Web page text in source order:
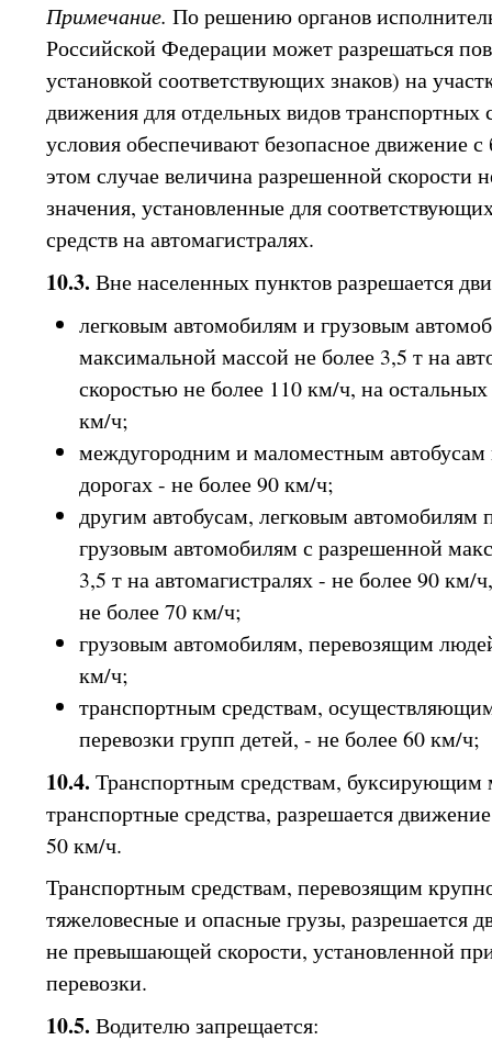
Примечание. По решению органов
Российской Федерации может разрешаться
установкой соответствующих знаков) на
движения для отдельных видов транспортных
условия обеспечивают безопасное движение
этом случае величина разрешенной скорости
значения, установленные для
средств на автомагистралях.
10.3.Вне населенных пунктов разрешается
легковым автомобилям и грузовым
максимальной массой не более 3,5 т на
скоростью не более 110 км/ч, на
км/ч;
междугородним и маломестным
дорогах - не более 90 км/ч;
другим автобусам, легковым автомобилям
грузовым автомобилям с разрешенной
3,5 т на автомагистралях - не более 90 км/
не более 70 км/ч;
грузовым автомобилям, перевозящим
км/ч;
транспортным средствам,
перевозки групп детей, - не более 60 км/ч;
10.4.Транспортным средствам, буксирующим
транспортные средства, разрешается
50 км/ч.
Транспортным средствам, перевозящим
тяжеловесные и опасные грузы, разрешается
не превышающей скорости, установленной
перевозки.
10.5.Водителю запрещается: